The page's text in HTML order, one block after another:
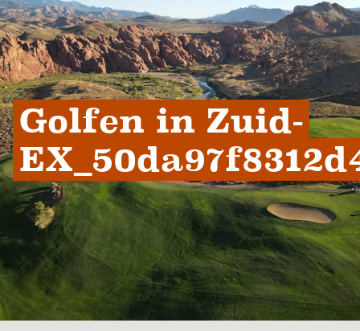
Golfen in Zuid-